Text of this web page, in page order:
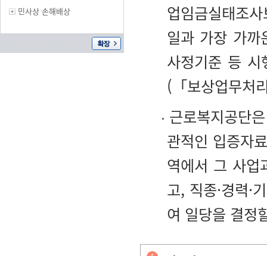
민사상 손해배상
업임금실태조
일과 가장 가
사정기준 등 시
(「보상업무처
근로복지공단
관적인 입증자
역에서 그 사업
고, 직종·경력·
여 일당을 결정